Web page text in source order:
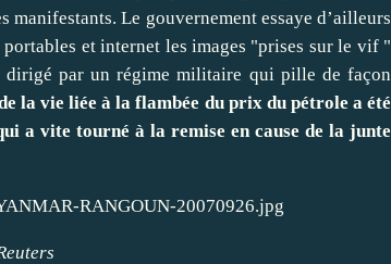
manifestants. Le gouvernement essaye d’ailleurs
et internet les images "prises sur le vif "
par un régime militaire qui pille de façon
la vie liée à la flambée du prix du pétrole a été
a vite tourné à la remise en cause de la junte